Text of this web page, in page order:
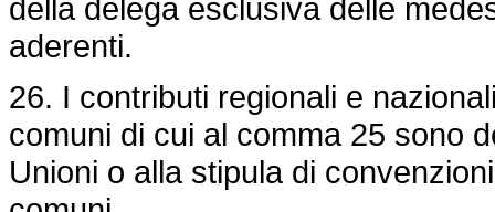
della delega esclusiva delle
aderenti.
26. I contributi regionali e
comuni di cui al comma 25 sono
Unioni o alla stipula di